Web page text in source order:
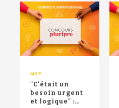
MSP
"C'était un
besoin urgent
et logique" :